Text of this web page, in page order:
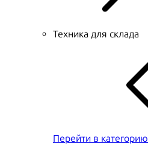
Техника для склада
Перейти в категорию